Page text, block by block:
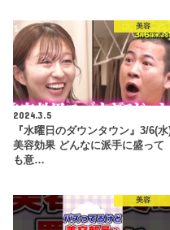
美容
2024.3.5
『水曜日のダウンタウン』3/6(水
美容効果 どんなに派手に盛って
も意…
美容